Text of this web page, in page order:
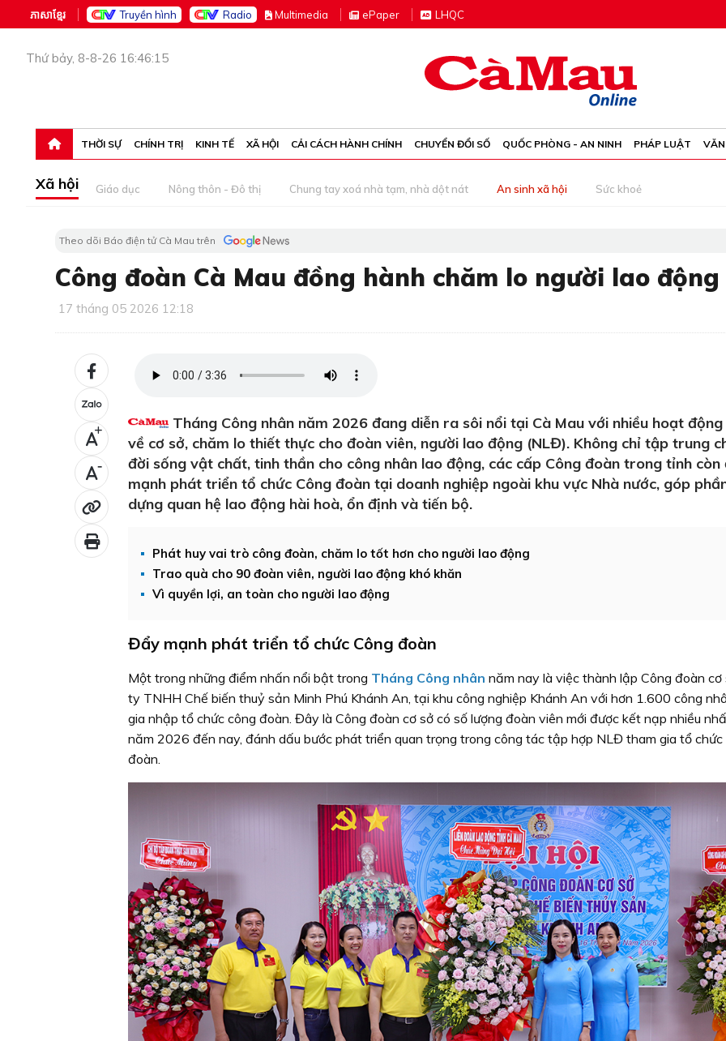
ភាសាខ្មែរ Truyền hình Radio Multimedia ePaper LHQC
Thứ bảy, 8-8-26 16:46:15
THỜI SỰ CHÍNH TRỊ KINH TẾ XÃ HỘI CẢI CÁCH HÀNH CHÍNH CHUYỂN ĐỔI SỐ QUỐC PHÒNG - AN NINH PHÁP LUẬT
Xã hội Giáo dục Nông thôn - Đô thị Chung tay xoá nhà tạm, nhà dột nát An sinh xã hội Sức khoẻ
Theo dõi Báo điện tử Cà Mau trên
Công đoàn Cà Mau đồng hành chăm lo người lao động
17 tháng 05 2026 12:18
+
-
Tháng Công nhân năm 2026 đang diễn ra sôi nổi tại Cà Mau với nhiều hoạt
về cơ sở, chăm lo thiết thực cho đoàn viên, người lao động (NLĐ). Không chỉ tập trung
đời sống vật chất, tinh thần cho công nhân lao động, các cấp Công đoàn trong tỉnh còn
mạnh phát triển tổ chức Công đoàn tại doanh nghiệp ngoài khu vực Nhà nước, góp
dựng quan hệ lao động hài hoà, ổn định và tiến bộ.
Phát huy vai trò công đoàn, chăm lo tốt hơn cho người lao động
Trao quà cho 90 đoàn viên, người lao động khó khăn
Vì quyền lợi, an toàn cho người lao động
Đẩy mạnh phát triển tổ chức Công đoàn
Một trong những điểm nhấn nổi bật trong Tháng Công nhân năm nay là việc thành lập Công đoàn cơ
ty TNHH Chế biến thuỷ sản Minh Phú Khánh An, tại khu công nghiệp Khánh An với hơn 1.600 công
gia nhập tổ chức công đoàn. Đây là Công đoàn cơ sở có số lượng đoàn viên mới được kết nạp nhiều
năm 2026 đến nay, đánh dấu bước phát triển quan trọng trong công tác tập hợp NLĐ tham gia tổ chức
đoàn.